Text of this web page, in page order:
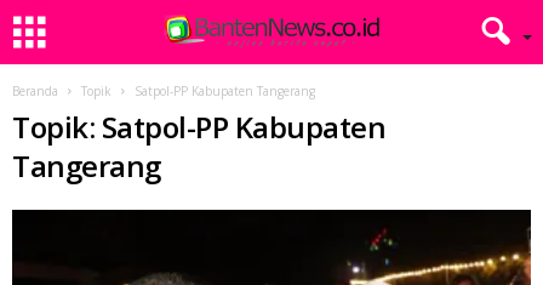
Beranda Topik Satpol-PP Kabupaten Tangerang
Topik: Satpol-PP Kabupaten
Tangerang